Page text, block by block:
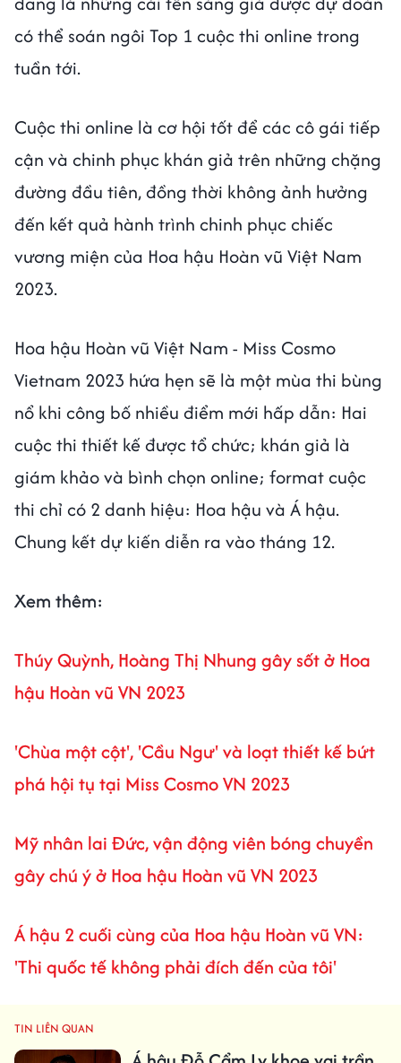
có thể soán ngôi Top 1 cuộc thi online trong
tuần tới.
Cuộc thi online là cơ hội tốt để các cô gái tiếp
cận và chinh phục khán giả trên những chặng
đường đầu tiên, đồng thời không ảnh hưởng
đến kết quả hành trình chinh phục chiếc
vương miện của Hoa hậu Hoàn vũ Việt Nam
2023.
Hoa hậu Hoàn vũ Việt Nam - Miss Cosmo
Vietnam 2023 hứa hẹn sẽ là một mùa thi bùng
nổ khi công bố nhiều điểm mới hấp dẫn: Hai
cuộc thi thiết kế được tổ chức; khán giả là
giám khảo và bình chọn online; format cuộc
thi chỉ có 2 danh hiệu: Hoa hậu và Á hậu.
Chung kết dự kiến diễn ra vào tháng 12.
Xem thêm:
Thúy Quỳnh, Hoàng Thị Nhung gây sốt ở Hoa
hậu Hoàn vũ VN 2023
'Chùa một cột', 'Cầu Ngư' và loạt thiết kế bứt
phá hội tụ tại Miss Cosmo VN 2023
Mỹ nhân lai Đức, vận động viên bóng chuyền
gây chú ý ở Hoa hậu Hoàn vũ VN 2023
Á hậu 2 cuối cùng của Hoa hậu Hoàn vũ VN:
'Thi quốc tế không phải đích đến của tôi'
TIN LIÊN QUAN